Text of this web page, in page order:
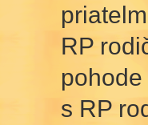
RP
s RP